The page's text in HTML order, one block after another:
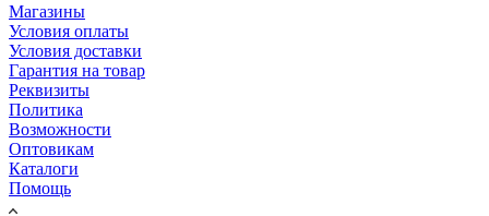
Магазины
Условия оплаты
Условия доставки
Гарантия на товар
Реквизиты
Политика
Возможности
Оптовикам
Каталоги
Помощь